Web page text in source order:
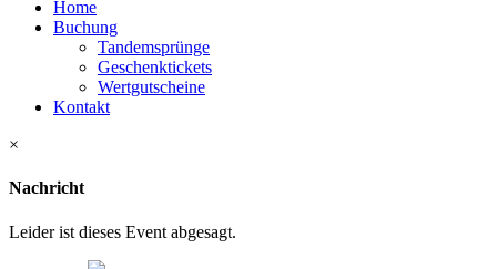
Home
Buchung
Tandemsprünge
Geschenktickets
Wertgutscheine
Kontakt
×
Nachricht
Leider ist dieses Event abgesagt.